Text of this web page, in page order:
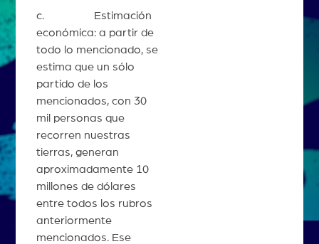
c. Estimación
económica: a partir de
todo lo mencionado, se
estima que un sólo
partido de los
mencionados, con 30
mil personas que
recorren nuestras
tierras, generan
aproximadamente 10
millones de dólares
entre todos los rubros
anteriormente
mencionados. Ese